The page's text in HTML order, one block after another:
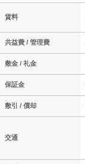
賃料
共益費 / 管理費
敷金 / 礼金
保証金
敷引 / 償却
交通